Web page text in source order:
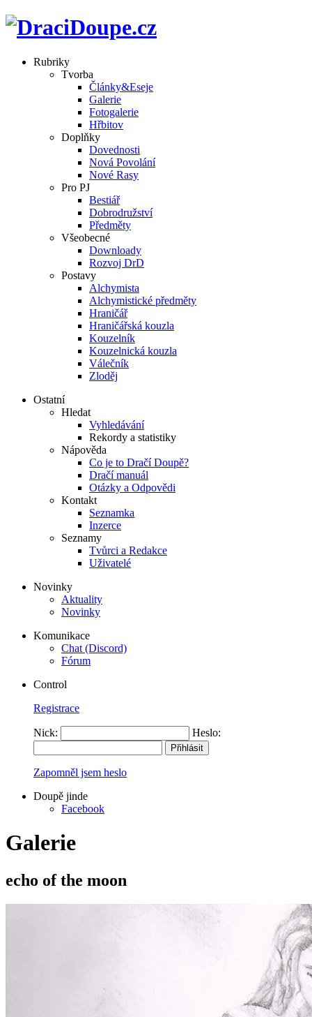
Rubriky
Tvorba
Články&Eseje
Galerie
Fotogalerie
Hřbitov
Doplňky
Dovednosti
Nová Povolání
Nové Rasy
Pro PJ
Bestiář
Dobrodružství
Předměty
Všeobecné
Downloady
Rozvoj DrD
Postavy
Alchymista
Alchymistické předměty
Hraničář
Hraničářská kouzla
Kouzelník
Kouzelnická kouzla
Válečník
Zloděj
Ostatní
Hledat
Vyhledávání
Rekordy a statistiky
Nápověda
Co je to Dračí Doupě?
Dračí manuál
Otázky a Odpovědi
Kontakt
Seznamka
Inzerce
Seznamy
Tvůrci a Redakce
Uživatelé
Novinky
Aktuality
Novinky
Komunikace
Chat (Discord)
Fórum
Control
Registrace
Nick: Heslo:
Zapomněl jsem heslo
Doupě jinde
Facebook
Galerie
echo of the moon